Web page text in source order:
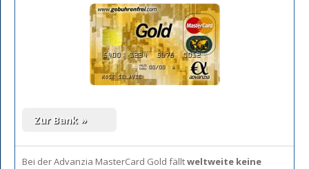
Bei der Advanzia MasterCard Gold fälltweltweite keine